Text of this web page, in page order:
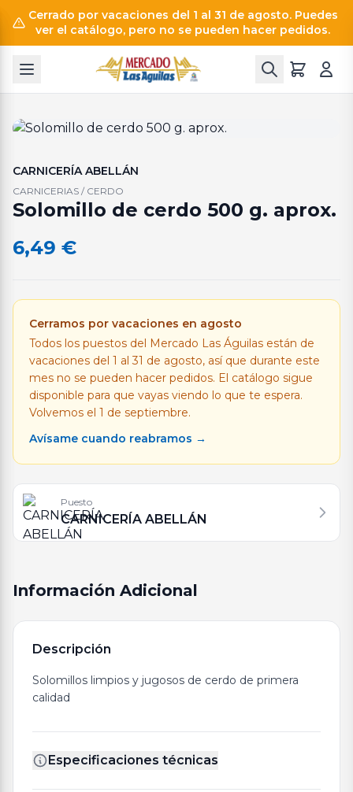
Cerrado por vacaciones del 1 al 31 de agosto. Puedes
ver el catálogo, pero no se pueden hacer pedidos.
CARNICERÍA ABELLÁN
CARNICERIAS / CERDO
Solomillo de cerdo 500 g. aprox.
6,49 €
Cerramos por vacaciones en agosto
Todos los puestos del Mercado Las Águilas están de
vacaciones del 1 al 31 de agosto, así que durante este
mes no se pueden hacer pedidos. El catálogo sigue
disponible para que vayas viendo lo que te espera.
Volvemos el 1 de septiembre.
Avísame cuando reabramos →
Puesto
CARNICERÍA ABELLÁN
Información Adicional
Descripción
Solomillos limpios y jugosos de cerdo de primera
calidad
Especificaciones técnicas